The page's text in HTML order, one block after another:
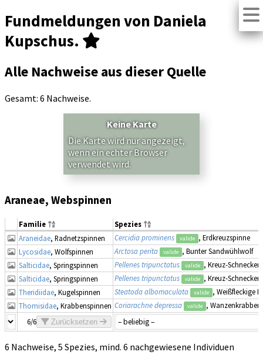
Fundmeldungen von Daniela
Kupschus.
Alle Nachweise aus dieser Quelle
Gesamt: 6 Nachweise.
Keine Karte
Die Karte wird nur angezeigt,
wenn ein echter Browser
verwendet wird.
Araneae, Webspinnen
Familie
Spezies
Araneidae, Radnetzspinnen Cercidia prominens valide , Erdkreuzspinne
Lycosidae, Wolfspinnen Arctosa perita valide , Bunter Sandwühlwolf
Salticidae, Springspinnen Pellenes tripunctatus valide , Kreuz-
Salticidae, Springspinnen Pellenes tripunctatus valide , Kreuz-
Theridiidae, Kugelspinnen Steatoda albomaculata valide , Weißfleckige
Thomisidae, Krabbenspinnen Coriarachne depressa valide ,
6/6
Zurücksetzen
6 Nachweise, 5 Spezies, mind. 6 nachgewiesene Individuen